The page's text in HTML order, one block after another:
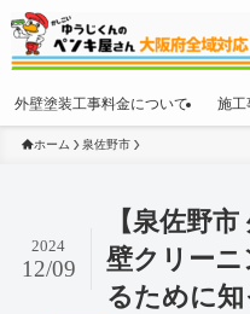
外壁塗装工事料金について 施工
ホーム 泉佐野市
【泉佐野
壁クリー
るために
2024
12/09